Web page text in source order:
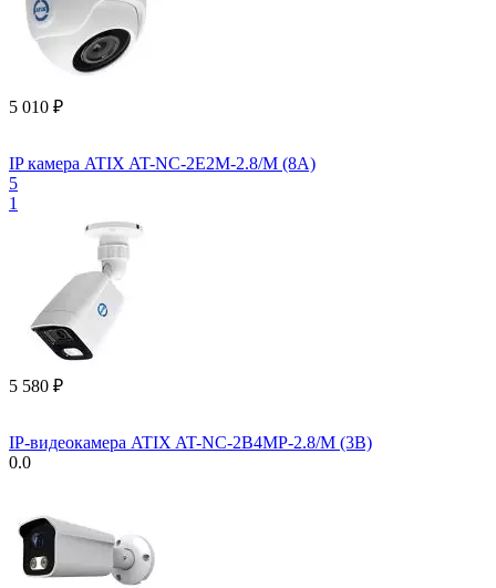
5 010 ₽
IP камера ATIX AT-NC-2E2M-2.8/M (8A)
5
1
5 580 ₽
IP-видеокамера ATIX AT-NC-2B4MP-2.8/M (3B)
0.0